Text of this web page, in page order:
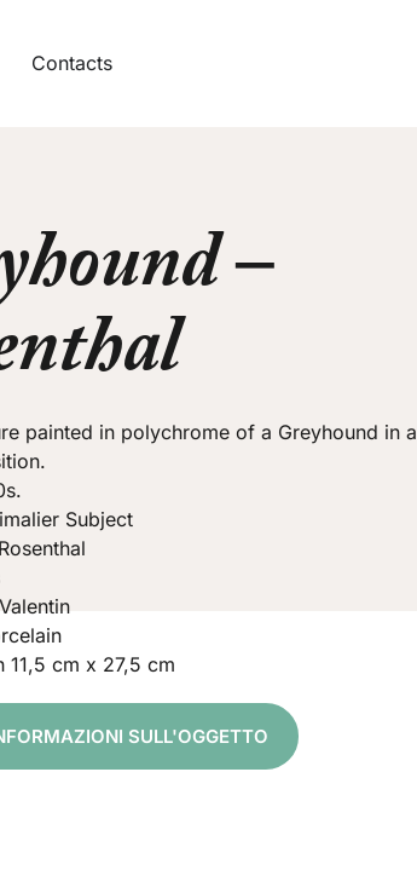
Contacts
–
painted in polychrome of a Greyhound in a
Subject
Rosenthal
11,5 cm x 27,5 cm
SULL'OGGETTO